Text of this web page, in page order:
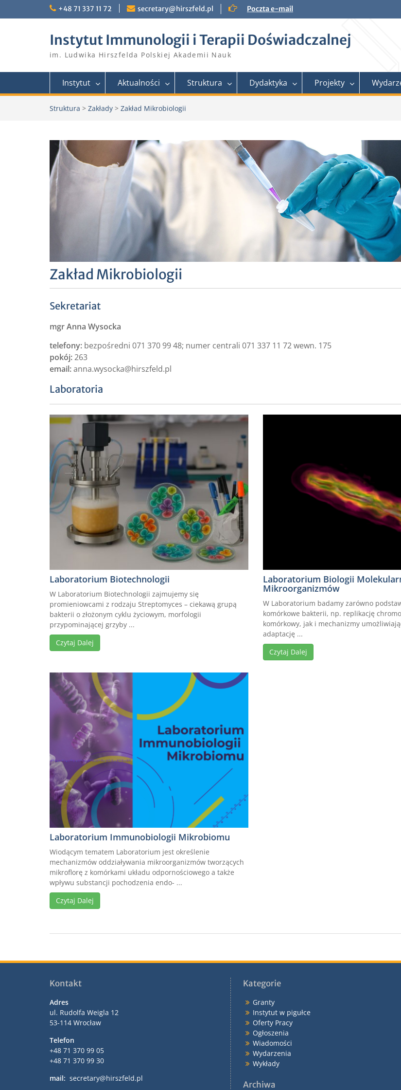
+48 71 337 11 72 secretary@hirszfeld.pl Poczta e-mail
Instytut Immunologii i Terapii Doświadczalnej
im. Ludwika Hirszfelda Polskiej Akademii Nauk
Instytut Aktualności Struktura Dydaktyka Projekty
Struktura > Zakłady > Zakład Mikrobiologii
Zakład Mikrobiologii
Sekretariat
mgr Anna Wysocka
telefony: bezpośredni 071 370 99 48; numer centrali 071 337 11 72 wewn. 175
pokój:263
email:anna.wysocka@hirszfeld.pl
Laboratoria
Laboratorium Biotechnologii
W Laboratorium Biotechnologii zajmujemy się
promieniowcami z rodzaju Streptomyces – ciekawą grupą
bakterii o złożonym cyklu życiowym, morfologii
przypominającej grzyby ...
Czytaj Dalej
Laboratorium Biologii
Mikroorganizmów
W Laboratorium badamy zarówno
komórkowe bakterii, np. replikację
komórkowy, jak i mechanizmy
adaptację ...
Czytaj Dalej
Laboratorium Immunobiologii Mikrobiomu
Wiodącym tematem Laboratorium jest określenie
mechanizmów oddziaływania mikroorganizmów tworzących
mikroflorę z komórkami układu odpornościowego a także
wpływu substancji pochodzenia endo- ...
Czytaj Dalej
Kontakt
Adres
ul. Rudolfa Weigla 12
53-114 Wrocław
Telefon
+48 71 370 99 05
+48 71 370 99 30
mail: secretary@hirszfeld.pl
Kategorie
Granty
Instytut w pigułce
Oferty Pracy
Ogłoszenia
Wiadomości
Wydarzenia
Wykłady
Archiwa